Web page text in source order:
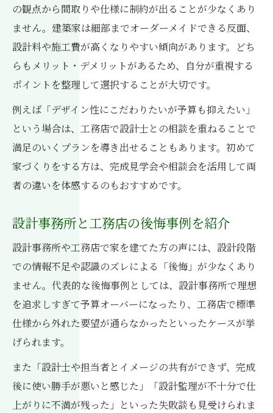
の観点から間取りや仕様に制約が出ることが少なくあり
ません。建築家は細部までオーダーメイドできる反面、
設計料や施工費が高くなりやすい傾向があります。どち
らもメリット・デメリットがあるため、自分が重視する
ポイントを整理して選択することが大切です。
例えば「デザイン性にこだわりたいが予算も抑えたい」
という場合は、工務店で設計士との相談を重ねることで
満足のいくプランを導き出せることもあります。初めて
家づくりをする方は、完成見学会や相談会を活用して両
者の違いを体感するのもおすすめです。
設計事務所と工務店の後悔事例を紹介
設計事務所や工務店で家を建てた方の声には、設計段階
での情報不足や認識のズレによる「後悔」が少なくあり
ません。代表的な後悔事例としては、設計事務所で理想
を追求しすぎて予算オーバーになったり、工務店で標準
仕様から外れた要望が通らなかったといったケースが挙
げられます。
また「設計士や担当者とイメージの共有ができず、完成
後に使い勝手が悪いと感じた」「設計監理が不十分で仕
上がりに不満が残った」といった失敗談も見受けられま